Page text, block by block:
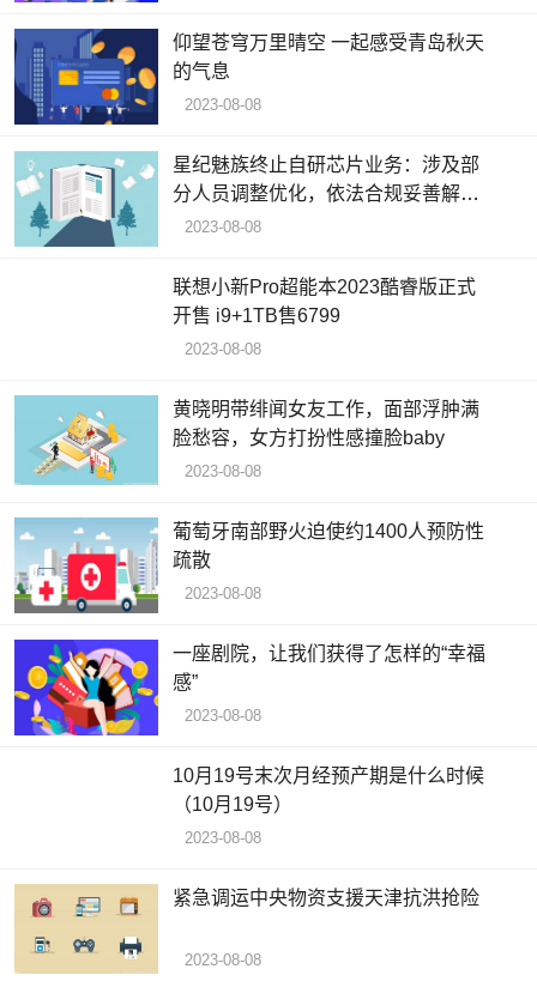
仰望苍穹万里晴空 一起感受青岛秋天
的气息
2023-08-08
星纪魅族终止自研芯片业务：涉及部
分人员调整优化，依法合规妥善解决
问题
2023-08-08
联想小新Pro超能本2023酷睿版正式
开售 i9+1TB售6799
2023-08-08
黄晓明带绯闻女友工作，面部浮肿满
脸愁容，女方打扮性感撞脸baby
2023-08-08
葡萄牙南部野火迫使约1400人预防性
疏散
2023-08-08
一座剧院，让我们获得了怎样的“幸福
感”
2023-08-08
10月19号末次月经预产期是什么时候
（10月19号）
2023-08-08
紧急调运中央物资支援天津抗洪抢险
2023-08-08